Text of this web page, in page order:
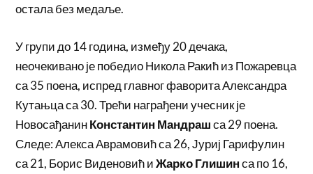
остала без медаље.
У групи до 14 година, између 20 дечака,
неочекивано је победио Никола Ракић из Пожаревца
са 35 поена, испред главног фаворита Александра
Кутањца са 30. Трећи награђени учесник је
НовосађанинКонстантин Мандрашса 29 поена.
Следе: Алекса Аврамовић са 26, Јуриј Гарифулин
са 21, Борис Виденовић иЖарко Глишинса по 16,